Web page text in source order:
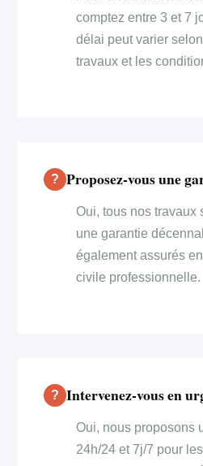
comptez entre 3 et 7
délai peut varier
travaux et les
Proposez-vous une
Oui, tous nos travaux
une garantie
également assurés
civile professionnelle.
Intervenez-vous en
Oui, nous proposons
24h/24 et 7j/7 pour